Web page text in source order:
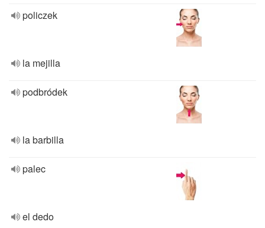
policzek
la mejilla
podbródek
la barbilla
palec
el dedo